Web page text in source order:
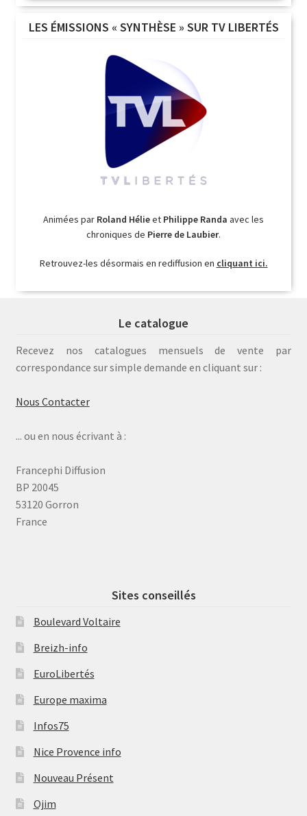
LES ÉMISSIONS « SYNTHÈSE » SUR TV LIBERTÉS
Animées par Roland Hélieet Philippe Randa avec les
chroniques de Pierre de Laubier.
Retrouvez-les désormais en rediffusion en cliquant ici.
Le catalogue
Recevez nos catalogues mensuels de vente par
correspondance sur simple demande en cliquant sur :
Nous Contacter
... ou en nous écrivant à :
Francephi Diffusion
BP 20045
53120 Gorron
France
Sites conseillés
Boulevard Voltaire
Breizh-info
EuroLibertés
Europe maxima
Infos75
Nice Provence info
Nouveau Présent
Ojim